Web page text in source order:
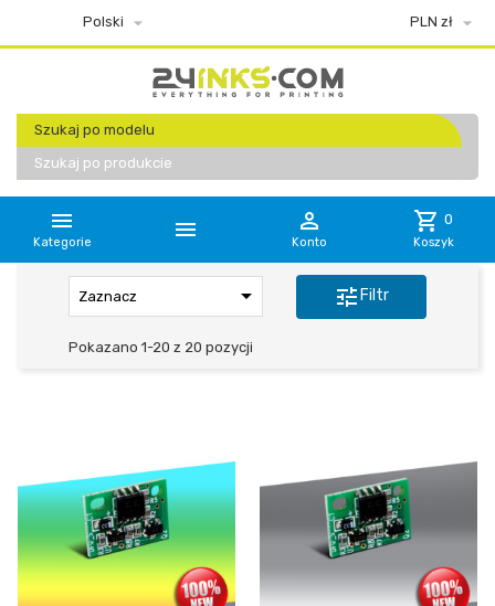
Polski  PLN zł 
Szukaj po modelu
Szukaj po produkcie

Kategorie  
Konto
shopping_cart 0
Koszyk
Zaznacz  tuneFiltr
Pokazano 1-20 z 20 pozycji